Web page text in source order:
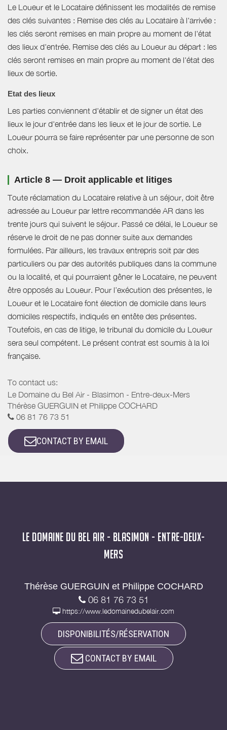
Le Loueur et le Locataire définissent les modalités de remise
des clés suivantes : Remise des clés au Locataire à l'arrivée :
les clés seront remises en main propre au moment de l'état
des lieux d'entrée. Remise des clés au Loueur au départ : les
clés seront remises en main propre au moment de l'état des
lieux de sortie.
Etat des lieux
Les parties conviennent d'établir et de signer un état des
lieux le jour d'entrée dans les lieux et le jour de sortie. Le
Loueur pourra se faire représenter par une personne de son
choix.
Article 8 — Droit applicable et litiges
Toute réclamation du Locataire relative à un séjour, doit être
adressée au Loueur par lettre recommandée AR dans les
trente jours qui suivent le séjour. Passé ce délai, le Loueur se
réserve le droit de ne pas donner suite aux demandes
formulées. Par ailleurs, les travaux entrepris soit par des
particuliers ou par des autorités publiques dans la commune
ou la localité, et qui pourraient gêner le Locataire, ne peuvent
être opposés au Loueur. Pour l’exécution des présentes, le
Loueur et le Locataire font élection de domicile dans leurs
domiciles respectifs, indiqués en entête des présentes.
Toutefois, en cas de litige, le tribunal du domicile du Loueur
sera seul compétent. Le présent contrat est soumis à la loi
française.
To contact us:
Le Domaine du Bel Air - Blasimon - Entre-deux-Mers
Thérèse GUERGUIN et Philippe COCHARD
06 81 76 73 51
CONTACT BY EMAIL
LE DOMAINE DU BEL AIR - BLASIMON - ENTRE-DEUX-
MERS
Thérèse GUERGUIN et Philippe COCHARD
06 81 76 73 51
https://www.ledomainedubelair.com
DISPONIBILITÉS/RÉSERVATION
CONTACT BY EMAIL